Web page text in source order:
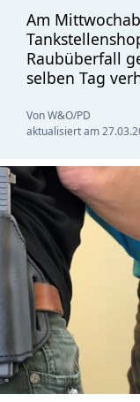
Am
Raubüberfall
selben Tag
Von W&O/PD
aktualisiert am